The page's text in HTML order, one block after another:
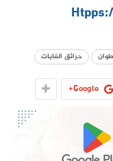
حرائق الغابات
Google+